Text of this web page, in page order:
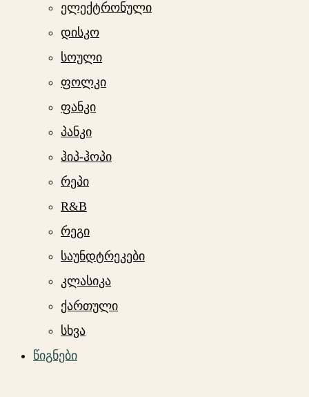
ელექტრონული
დისკო
სოული
ფოლკი
ფანკი
პანკი
ჰიპ-ჰოპი
რეპი
R&B
რეგი
საუნდტრეკები
კლასიკა
ქართული
სხვა
წიგნები